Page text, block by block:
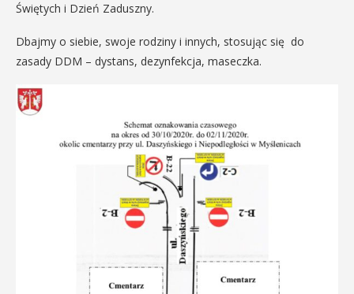
Świętych i Dzień Zaduszny.
Dbajmy o siebie, swoje rodziny i innych, stosując się do
zasady DDM – dystans, dezynfekcja, maseczka.